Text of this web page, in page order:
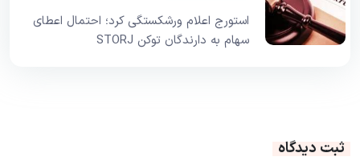
استورج اعلام ورشکستگی کرد؛ احتمال اعطای
سهام به دارندگان توکن STORJ
ثبت دیدگاه